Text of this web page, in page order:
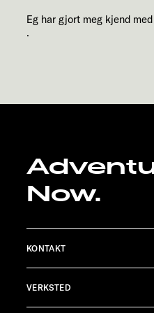
Eg har gjort meg kjend med
.
Now.
KONTAKT
Ölmühlestraße 6
VERKSTED